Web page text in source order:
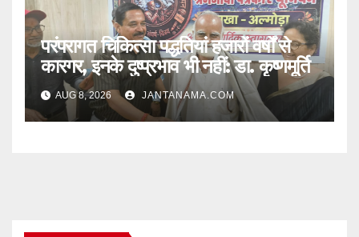
परंपरागत चिकित्सा पद्धतियां हजारों वर्षों से
कारगर, इनके दुष्प्रभाव भी नहीं: डा. कृष्णमूर्ति
AUG 8, 2026 JANTANAMA.COM